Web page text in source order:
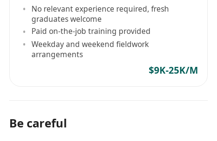
No relevant experience required, fresh
graduates welcome
Paid on-the-job training provided
Weekday and weekend fieldwork
arrangements
$9K-25K/M
Be careful